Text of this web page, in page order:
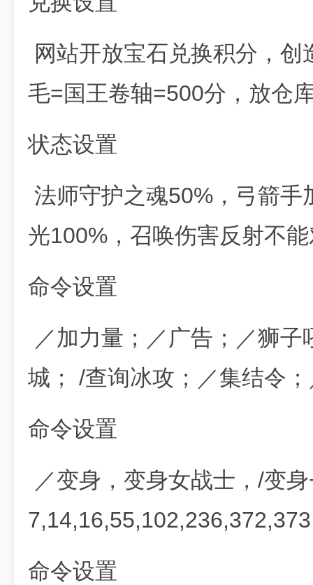
网站开放宝石兑换积分，
毛=国王卷轴=500分，放仓
状态设置
法师守护之魂50%，弓箭
光100%，召唤伤害反射不
命令设置
／加力量；／广告；／狮
城； /查询冰攻；／集结令
命令设置
／变身，变身女战士，/变
命令设置